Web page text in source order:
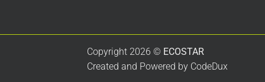
Copyright 2026 © ECOSTAR
Created and Powered by CodeDux